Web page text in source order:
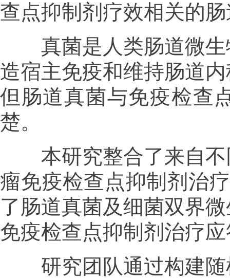
查点抑制剂疗效相关的
真菌是人类肠道微生
造宿主免疫和维持肠道
但肠道真菌与免疫检查
楚。
本研究整合了来自不
瘤免疫检查点抑制剂治
了肠道真菌及细菌双界
免疫检查点抑制剂治疗
研究团队通过构建随